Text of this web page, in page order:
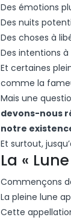
Des émotions
Des nuits
Des choses à
Des intentions à
Et certaines
comme la
Mais une
devons-nous
notre
Et surtout,
La «
Commençons
La pleine lune
Cette